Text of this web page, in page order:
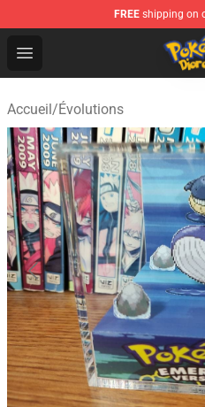
FREE shipping on
Open menu
Pokemon Diorama Shop
Accueil/Évolutions